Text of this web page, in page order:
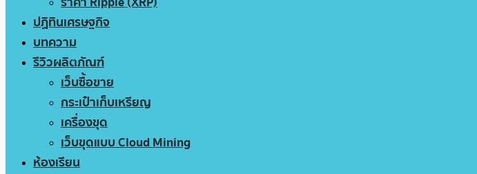
ปฏิทินเศรษฐกิจ
บทความ
รีวิวผลิตภัณฑ์
เว็บซื้อขาย
กระเป๋าเก็บเหรียญ
เครื่องขุด
เว็บขุดแบบ Cloud Mining
ห้องเรียน